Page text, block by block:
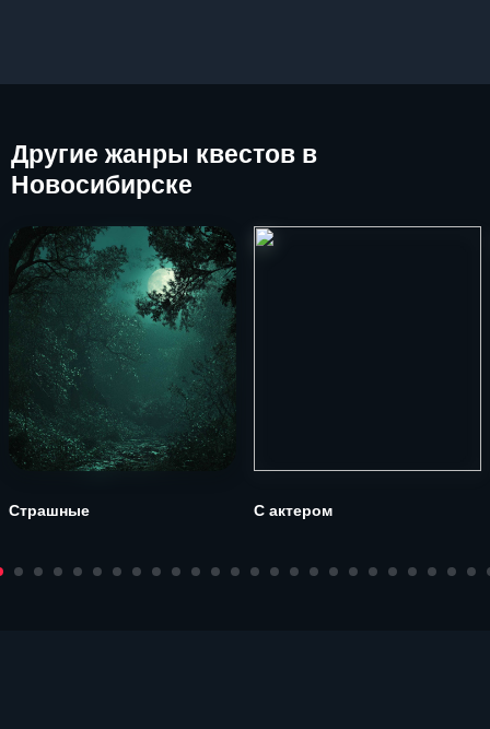
Другие жанры квестов в
Новосибирске
Страшные С актером